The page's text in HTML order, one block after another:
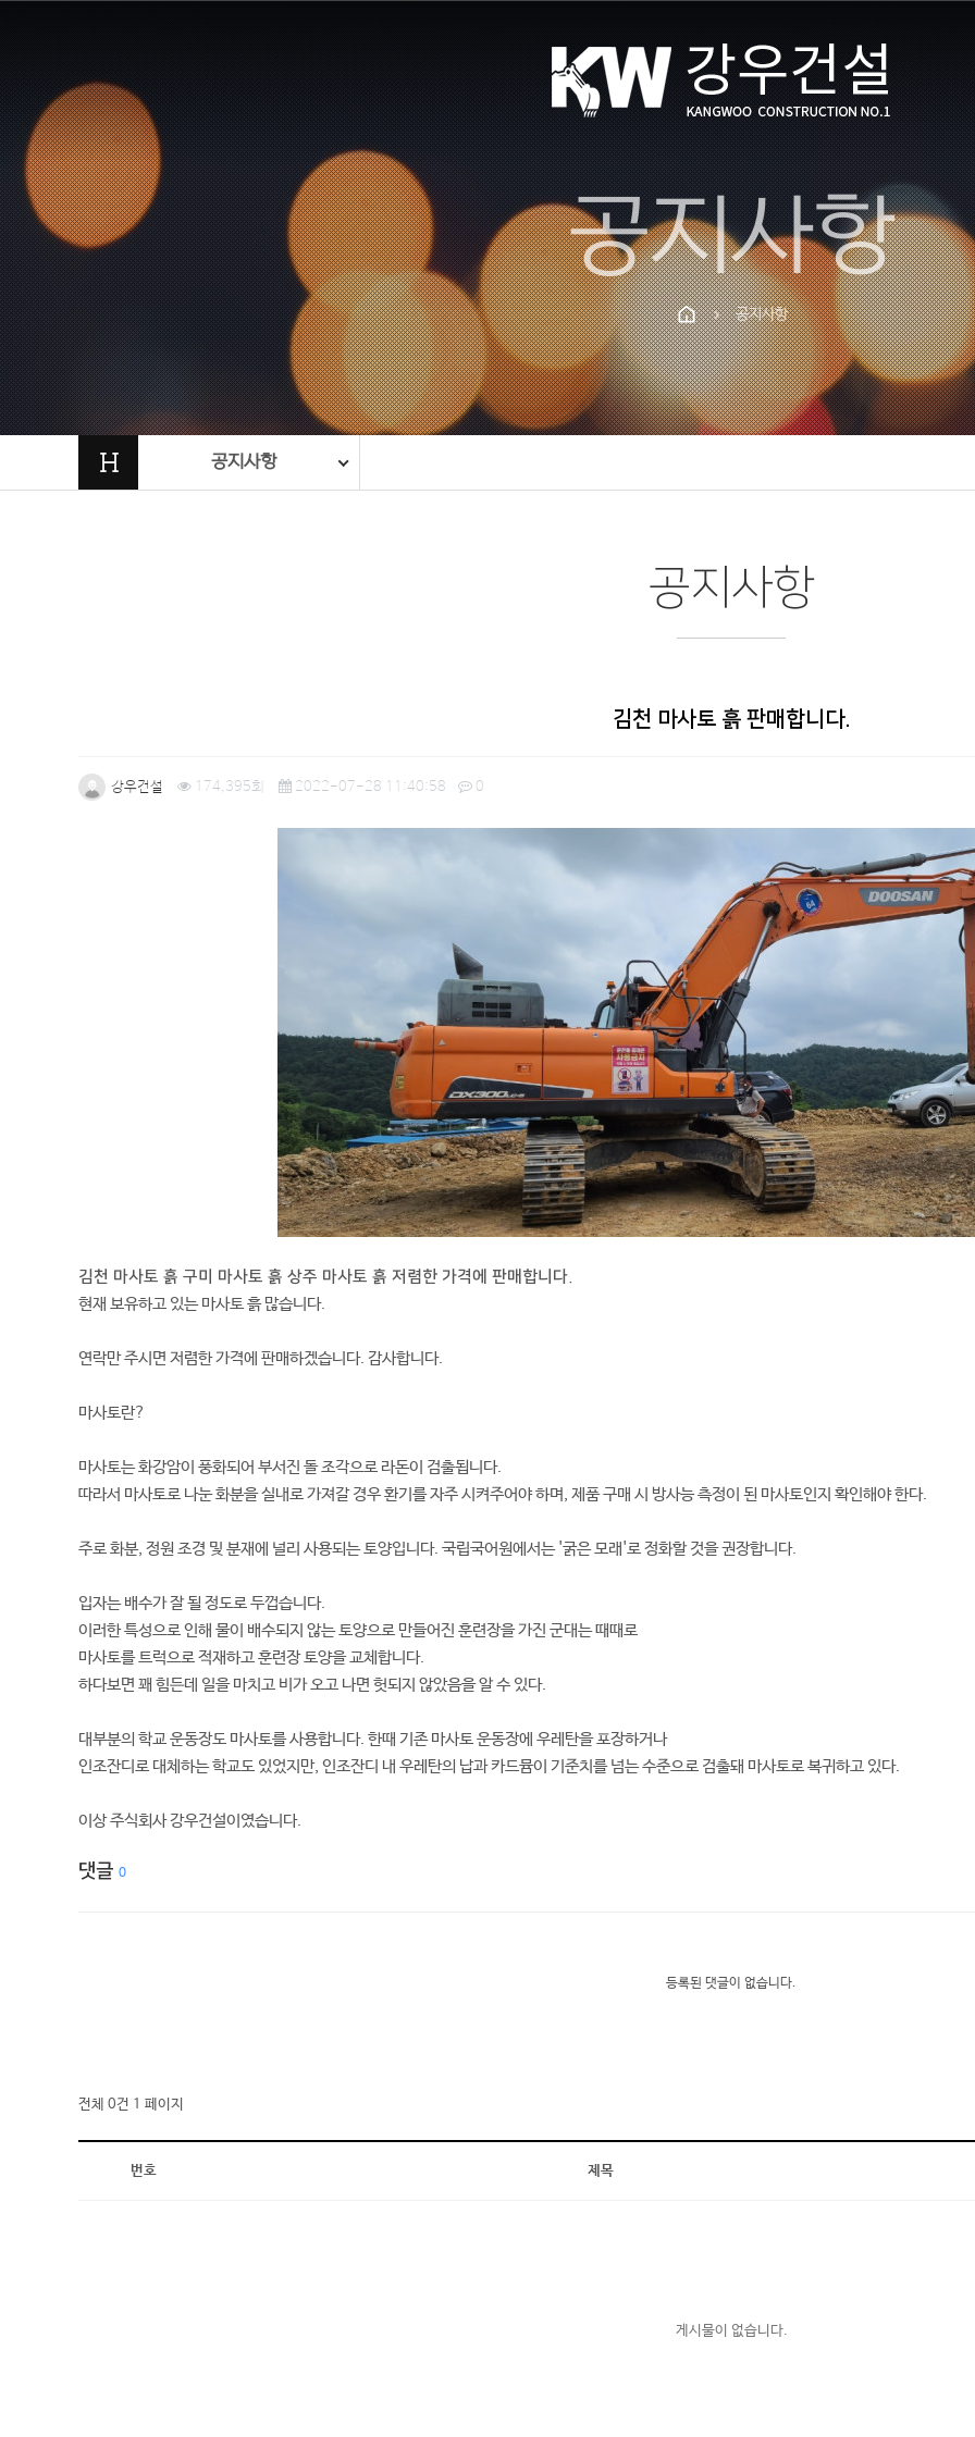
공지사항
chevron_right 공지사항
H 공지사항
공지사항
김천 마사토 흙 판매합니다.
강우건설 174,395회 2022-07-28 11:40:58 0
김천 마사토 흙 구미 마사토 흙 상주 마사토 흙 저렴한 가격에 판매합니다.
현재 보유하고 있는 마사토 흙 많습니다.
연락만 주시면 저렴한 가격에 판매하겠습니다. 감사합니다.
마사토란?
마사토는 화강암이 풍화되어 부서진 돌 조각으로 라돈이 검출됩니다.
따라서 마사토로 나눈 화분을 실내로 가져갈 경우 환기를 자주 시켜주어야 하며, 제품 구매 시 방사능 측정이 된 마사토인지 확인해야 한다.
주로 화분, 정원 조경 및 분재에 널리 사용되는 토양입니다. 국립국어원에서는 '굵은 모래'로 정화할 것을 권장합니다.
입자는 배수가 잘 될 정도로 두껍습니다.
이러한 특성으로 인해 물이 배수되지 않는 토양으로 만들어진 훈련장을 가진 군대는 때때로
마사토를 트럭으로 적재하고 훈련장 토양을 교체합니다.
하다보면 꽤 힘든데 일을 마치고 비가 오고 나면 헛되지 않았음을 알 수 있다.
대부분의 학교 운동장도 마사토를 사용합니다. 한때 기존 마사토 운동장에 우레탄을 포장하거나
인조잔디로 대체하는 학교도 있었지만, 인조잔디 내 우레탄의 납과 카드뮴이 기준치를 넘는 수준으로 검출돼 마사토로 복귀하고 있다.
이상 주식회사 강우건설이였습니다.
댓글 0
등록된 댓글이 없습니다.
전체 0건 1 페이지
번호 제목
게시물이 없습니다.